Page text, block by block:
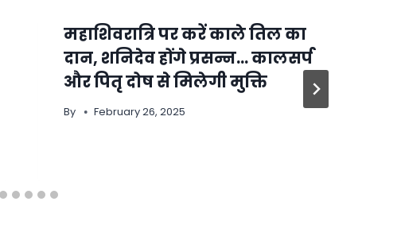
महाशिवरात्रि पर करें काले तिल का
दान, शनिदेव होंगे प्रसन्न… कालसर्प
और पितृ दोष से मिलेगी मुक्ति
By February 26, 2025